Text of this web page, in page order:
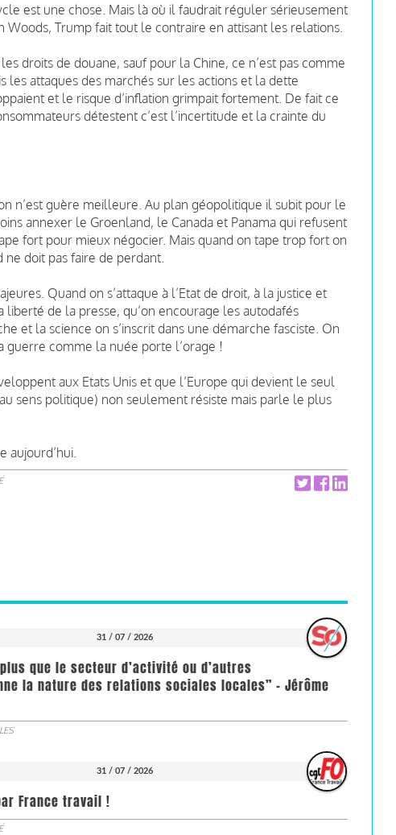
est une chose. Mais là où il faudrait réguler sérieusement
Trump fait tout le contraire en attisant les relations.
droits de douane, sauf pour la Chine, ce n’est pas comme
les attaques des marchés sur les actions et la dette
et le risque d’inflation grimpait fortement. De fait ce
détestent c’est l’incertitude et la crainte du
n’est guère meilleure. Au plan géopolitique il subit pour le
annexer le Groenland, le Canada et Panama qui refusent
fort pour mieux négocier. Mais quand on tape trop fort on
doit pas faire de perdant.
Quand on s’attaque à l’Etat de droit, à la justice et
de la presse, qu’on encourage les autodafés
et la science on s’inscrit dans une démarche fasciste. On
guerre comme la nuée porte l’orage !
aux Etats Unis et que l’Europe qui devient le seul
sens politique) non seulement résiste mais parle le plus
aujourd’hui.
31 / 07 / 2026
que le secteur d’activité ou d’autres
la nature des relations sociales locales” - Jérôme
31 / 07 / 2026
France travail !